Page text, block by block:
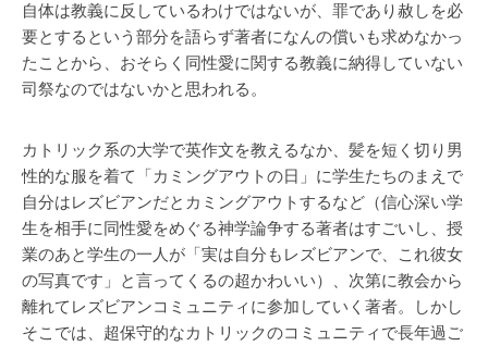
自体は教義に反しているわけではないが、罪であり赦しを必
要とするという部分を語らず著者になんの償いも求めなかっ
たことから、おそらく同性愛に関する教義に納得していない
司祭なのではないかと思われる。
カトリック系の大学で英作文を教えるなか、髪を短く切り男
性的な服を着て「カミングアウトの日」に学生たちのまえで
自分はレズビアンだとカミングアウトするなど（信心深い学
生を相手に同性愛をめぐる神学論争する著者はすごいし、授
業のあと学生の一人が「実は自分もレズビアンで、これ彼女
の写真です」と言ってくるの超かわいい）、次第に教会から
離れてレズビアンコミュニティに参加していく著者。しかし
そこでは、超保守的なカトリックのコミュニティで長年過ご